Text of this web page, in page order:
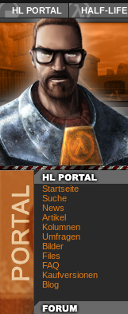
HL PORTAL HALF-LIFE
Startseite
Suche
News
Artikel
Kolumnen
Umfragen
Bilder
Files
FAQ
Kaufversionen
Blog